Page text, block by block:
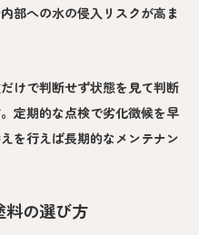
部への水の侵入リスクが高ま
けで判断せず状態を見て判断
定期的な点検で劣化徴候を早
を行えば長期的なメンテナン
料の選び方